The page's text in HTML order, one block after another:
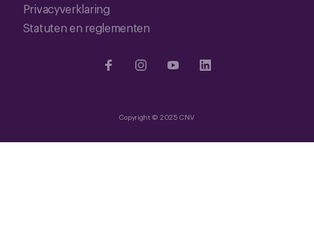
Privacyverklaring
Statuten en reglementen
Copyright © 2025 CNV